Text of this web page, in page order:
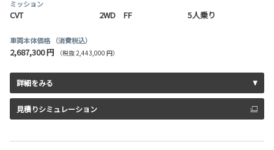
ミッション
CVT 2WD FF 5人乗り
車両本体価格 （消費税込）
2,687,300 円 （税抜 2,443,000 円）
詳細をみる
見積りシミュレーション